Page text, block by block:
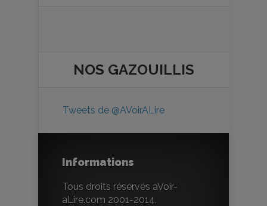
NOS GAZOUILLIS
Tweets de @AVoirALire
Informations
Tous droits réservés aVoir-
aLire.com 2001-2014.